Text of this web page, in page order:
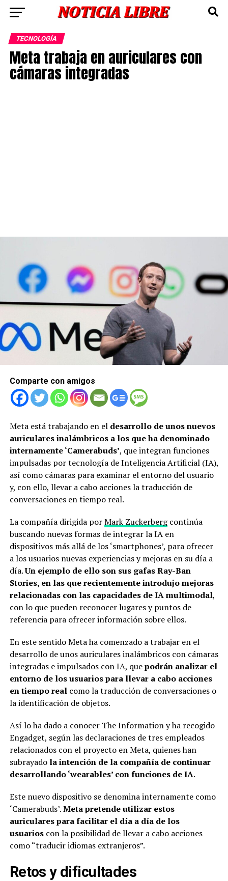
TECNOLOGÍA
Meta trabaja en auriculares con
cámaras integradas
Comparte con amigos
Meta está trabajando en el desarrollo de unos nuevos
auriculares inalámbricos a los que ha denominado
internamente ‘Camerabuds’, que integran funciones
impulsadas por tecnología de Inteligencia Artificial (IA),
así como cámaras para examinar el entorno del usuario
y, con ello, llevar a cabo acciones la traducción de
conversaciones en tiempo real.
La compañía dirigida porMark Zuckerbergcontinúa
buscando nuevas formas de integrar la IA en
dispositivos más allá de los ‘smartphones’, para ofrecer
a los usuarios nuevas experiencias y mejoras en su día a
día.Un ejemplo de ello son sus gafas Ray-Ban
Stories, en las que recientemente introdujo mejoras
relacionadas con las capacidades de IA multimodal,
con lo que pueden reconocer lugares y puntos de
referencia para ofrecer información sobre ellos.
En este sentido Meta ha comenzado a trabajar en el
desarrollo de unos auriculares inalámbricos con cámaras
integradas e impulsados con IA, quepodrán analizar el
entorno de los usuarios para llevar a cabo acciones
en tiempo realcomo la traducción de conversaciones o
la identificación de objetos.
Así lo ha dado a conocer The Information y ha recogido
Engadget, según las declaraciones de tres empleados
relacionados con el proyecto en Meta, quienes han
subrayado la intención de la compañía de continuar
desarrollando ‘wearables’ con funciones de IA.
Este nuevo dispositivo se denomina internamente como
‘Camerabuds’.Meta pretende utilizar estos
auriculares para facilitar el día a día de los
usuarioscon la posibilidad de llevar a cabo acciones
como “traducir idiomas extranjeros”.
Retos y dificultades